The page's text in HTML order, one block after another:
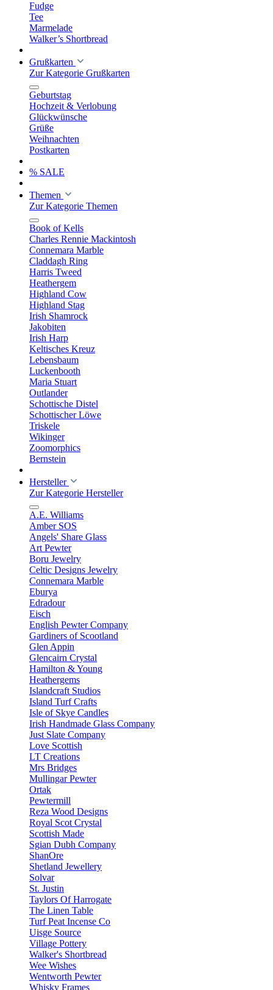
Fudge
Tee
Marmelade
Walker’s Shortbread
Grußkarten
Zur Kategorie Grußkarten
Geburtstag
Hochzeit & Verlobung
Glückwünsche
Grüße
Weihnachten
Postkarten
% SALE
Themen
Zur Kategorie Themen
Book of Kells
Charles Rennie Mackintosh
Connemara Marble
Claddagh Ring
Harris Tweed
Heathergem
Highland Cow
Highland Stag
Irish Shamrock
Jakobiten
Irish Harp
Keltisches Kreuz
Lebensbaum
Luckenbooth
Maria Stuart
Outlander
Schottische Distel
Schottischer Löwe
Triskele
Wikinger
Zoomorphics
Bernstein
Hersteller
Zur Kategorie Hersteller
A.E. Williams
Amber SOS
Angels' Share Glass
Art Pewter
Boru Jewelry
Celtic Designs Jewelry
Connemara Marble
Eburya
Edradour
Eisch
English Pewter Company
Gardiners of Scootland
Glen Appin
Glencairn Crystal
Hamilton & Young
Heathergems
Islandcraft Studios
Island Turf Crafts
Isle of Skye Candles
Irish Handmade Glass Company
Just Slate Company
Love Scottish
LT Creations
Mrs Bridges
Mullingar Pewter
Ortak
Pewtermill
Reza Wood Designs
Royal Scot Crystal
Scottish Made
Sgian Dubh Company
ShanOre
Shetland Jewellery
Solvar
St. Justin
Taylors Of Harrogate
The Linen Table
Turf Peat Incense Co
Uisge Source
Village Pottery
Walker's Shortbread
Wee Wishes
Wentworth Pewter
Whisky Frames